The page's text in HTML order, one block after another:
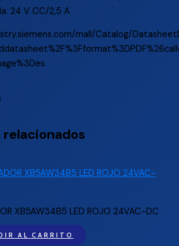
24 V CC/2,5 A
mall/Catalog/
XB5AW34B5 LED ROJO 24VAC-DC
AL CARRITO